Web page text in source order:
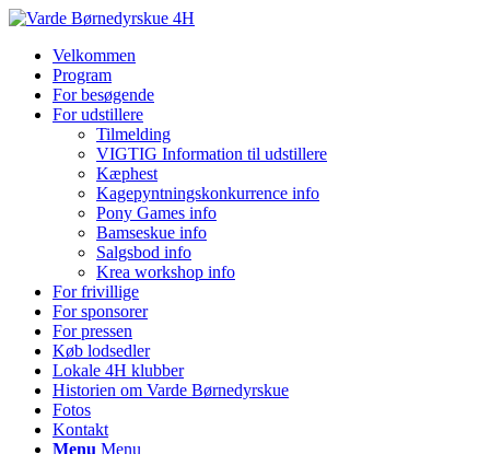
Velkommen
Program
For besøgende
For udstillere
Tilmelding
VIGTIG Information til udstillere
Kæphest
Kagepyntningskonkurrence info
Pony Games info
Bamseskue info
Salgsbod info
Krea workshop info
For frivillige
For sponsorer
For pressen
Køb lodsedler
Lokale 4H klubber
Historien om Varde Børnedyrskue
Fotos
Kontakt
Menu Menu